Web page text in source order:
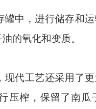
中，进行储存和
的氧化和变质。
代工艺还采用了
压榨，保留了南瓜